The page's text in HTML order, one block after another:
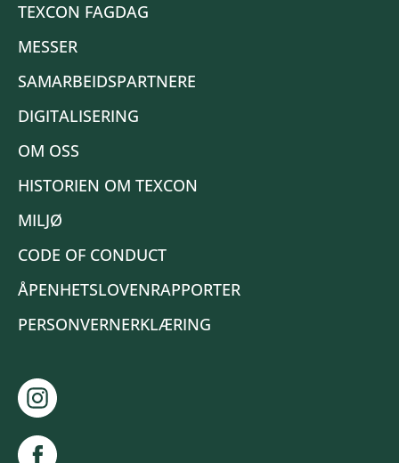
TEXCON FAGDAG
MESSER
SAMARBEIDSPARTNERE
DIGITALISERING
OM OSS
HISTORIEN OM TEXCON
MILJØ
CODE OF CONDUCT
ÅPENHETSLOVENRAPPORTER
PERSONVERNERKLÆRING